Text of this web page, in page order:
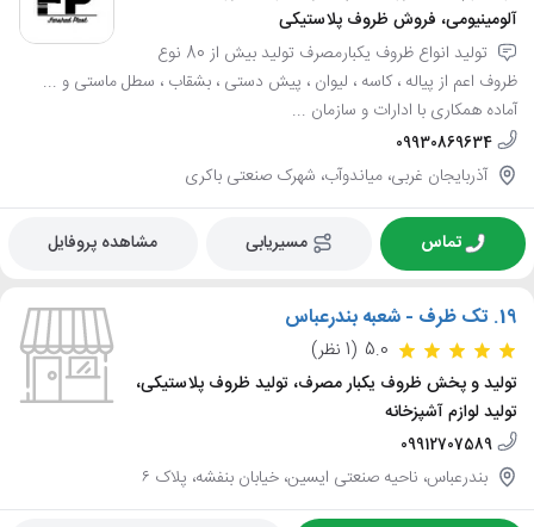
آلومینیومی، فروش ظروف پلاستیکی
تولید انواع ظروف یکبارمصرف تولید بیش از 80 نوع
ظروف اعم از پیاله ، کاسه ، لیوان ، پیش دستی ، بشقاب ، سطل ماستی و ...
آماده همکاری با ادارات و سازمان ...
09930869634
آذربایجان غربی، میاندوآب، شهرک صنعتی باکری
تماس مسیریابی مشاهده پروفایل
19. تک ظرف - شعبه بندرعباس
5.0 (1 نظر)
تولید و پخش ظروف یکبار مصرف، تولید ظروف پلاستیکی،
تولید لوازم آشپزخانه
09912707589
بندرعباس، ناحیه صنعتی ایسین، خیابان بنفشه، پلاک ۶